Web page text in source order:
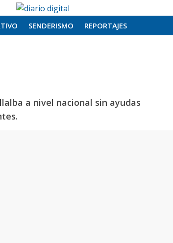
SENDERISMO REPORTAJES
a nivel nacional sin ayudas